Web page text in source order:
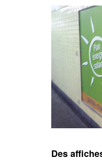
Des